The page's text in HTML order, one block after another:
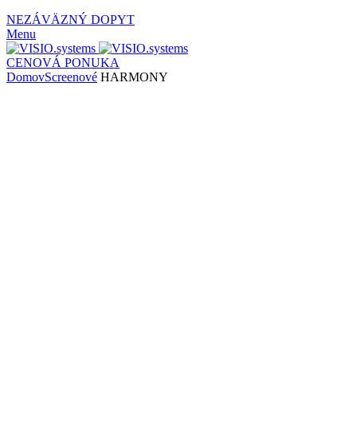
NEZÁVÄZNÝ DOPYT
Menu
CENOVÁ PONUKA
DomovScreenové HARMONY